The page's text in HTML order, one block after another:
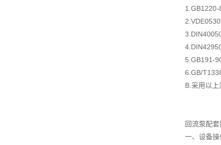
1.GB1220-
5.GB191-
6.GB/
B.采用以
回流泵配
一、设备操